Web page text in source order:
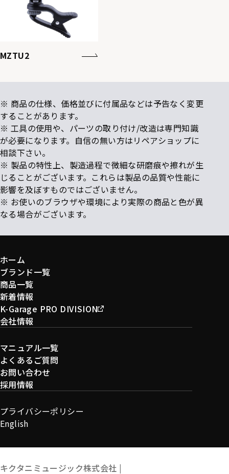
MZTU2
※ 商品の仕様、価格並びに付属品などは予告なく変更
することがあります。
※ 工具の使用や、パーツの取り付け/改造は専門知識
が必要になります。自信の無い方はリペアショップに
相談下さい。
※ 製品の特性上、製造過程で微細な研磨痕や擦れが生
じることがございます。これらは製品の品質や性能に
影響を及ぼすものではございません。
※ お使いのブラウザや環境により実際の商品と色が異
なる場合がございます。
ホーム
ブランド一覧
商品一覧
新着情報
K-Garage PRO DIVISION
会社情報
マニュアル一覧
よくあるご質問
お問い合わせ
採用情報
プライバシーポリシー
English
キクタニミュージック株式会社 |